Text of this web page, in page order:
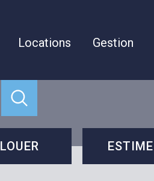
Locations Gestion
LOUER